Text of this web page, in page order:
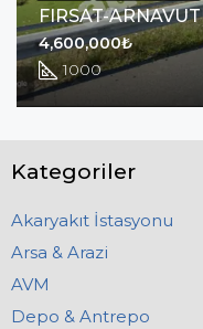
1000
4,600,000₺
Kategoriler
Akaryakıt İstasyonu
Arsa & Arazi
AVM
Depo & Antrepo